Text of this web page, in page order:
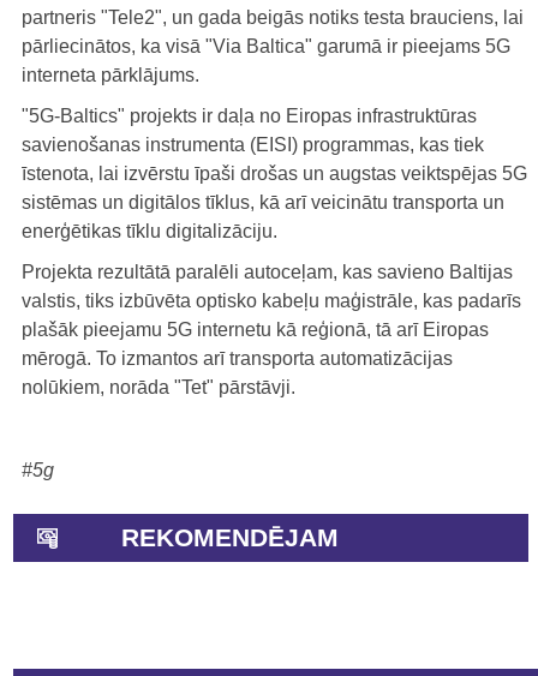
partneris "Tele2", un gada beigās notiks testa brauciens, lai
pārliecinātos, ka visā "Via Baltica" garumā ir pieejams 5G
interneta pārklājums.
"5G-Baltics" projekts ir daļa no Eiropas infrastruktūras
savienošanas instrumenta (EISI) programmas, kas tiek
īstenota, lai izvērstu īpaši drošas un augstas veiktspējas 5G
sistēmas un digitālos tīklus, kā arī veicinātu transporta un
enerģētikas tīklu digitalizāciju.
Projekta rezultātā paralēli autoceļam, kas savieno Baltijas
valstis, tiks izbūvēta optisko kabeļu maģistrāle, kas padarīs
plašāk pieejamu 5G internetu kā reģionā, tā arī Eiropas
mērogā. To izmantos arī transporta automatizācijas
nolūkiem, norāda "Tet" pārstāvji.
#5g
REKOMENDĒJAM